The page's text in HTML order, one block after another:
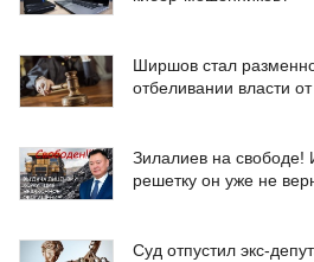
Ширшов стал
отбеливании власти
Зилалиев на свободе!
решетку он уже не
Суд отпустил экс-